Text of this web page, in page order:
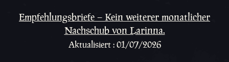
Empfehlungsbriefe – Kein weiterer monatlicher
Nachschub von Larinna.
Aktualisiert : 01/07/2026